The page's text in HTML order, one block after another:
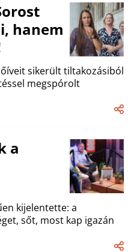
hanem
sikerült tiltakozásiból
megspórolt
a
kijelentette: a
sőt, most kap igazán